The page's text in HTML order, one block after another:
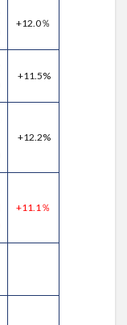
+12.0％
+11.5%
+12.2%
+11.1％